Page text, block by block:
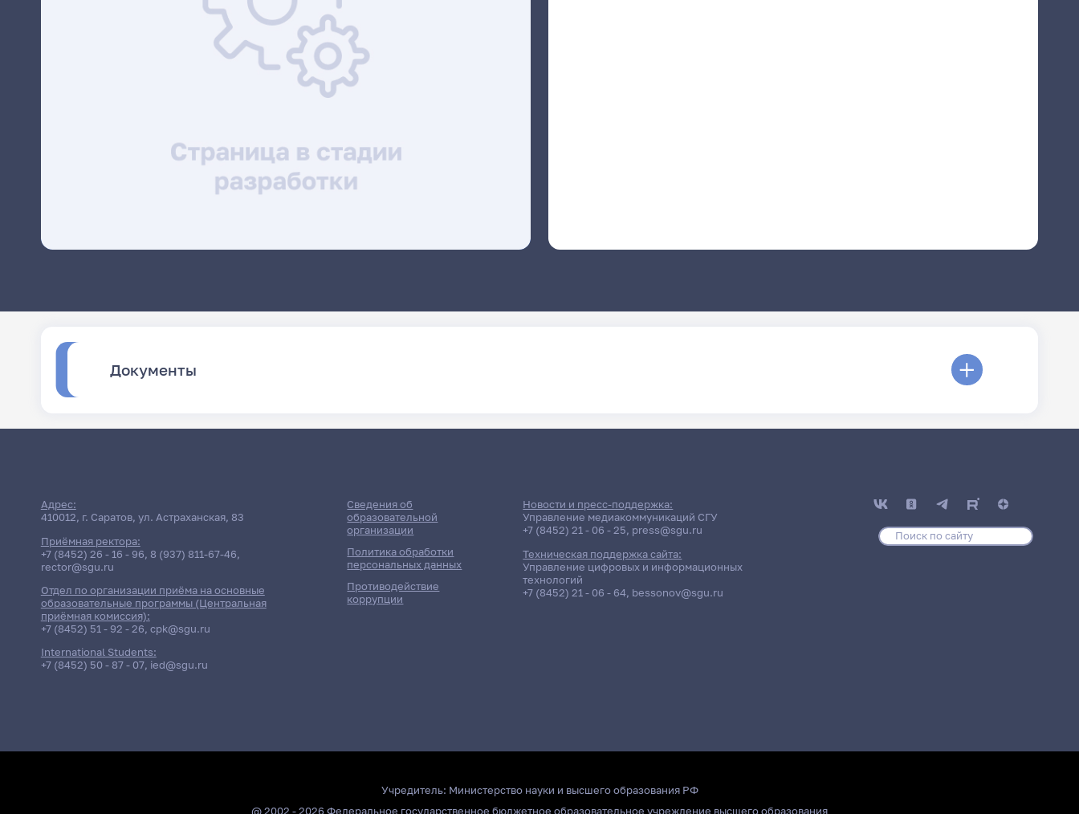
Документы
Адрес:
410012, г. Саратов, ул. Астраханская, 83
Приёмная ректора:
+7 (8452) 26 - 16 - 96, 8 (937) 811-67-46,
rector@sgu.ru
Отдел по организации приёма на основные
образовательные программы (Центральная
приёмная комиссия):
+7 (8452) 51 - 92 - 26, cpk@sgu.ru
International Students:
+7 (8452) 50 - 87 - 07, ied@sgu.ru
Сведения об
образовательной
организации
Политика обработки
персональных данных
Противодействие
коррупции
Новости и пресс-поддержка:
Управление медиакоммуникаций СГУ
+7 (8452) 21 - 06 - 25, press@sgu.ru
Техническая поддержка сайта:
Управление цифровых и информационных
технологий
+7 (8452) 21 - 06 - 64, bessonov@sgu.ru
Учредитель: Министерство науки и высшего образования РФ
@ 2002 - 2026 Федеральное государственное бюджетное образовательное учреждение высшего образования